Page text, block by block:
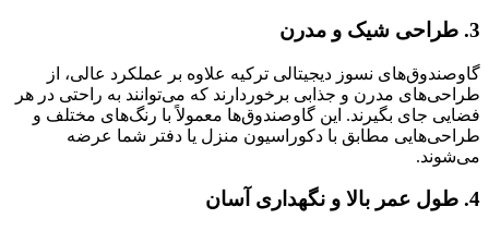
3. طراحی شیک و مدرن
گاوصندوق‌های نسوز دیجیتالی ترکیه علاوه بر عملکرد عالی، از
طراحی‌های مدرن و جذابی برخوردارند که می‌توانند به راحتی در هر
فضایی جای بگیرند. این گاوصندوق‌ها معمولاً با رنگ‌های مختلف و
طراحی‌هایی مطابق با دکوراسیون منزل یا دفتر شما عرضه
می‌شوند.
4. طول عمر بالا و نگهداری آسان